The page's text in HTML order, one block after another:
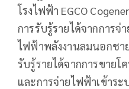
โรงไฟฟ้า EGCO
การรับรู้รายได้จากการจ่
ไฟฟ้าพลังงานลมนอกชา
รับรู้รายได้จากการขายโ
และการจ่ายไฟฟ้าเข้าระ